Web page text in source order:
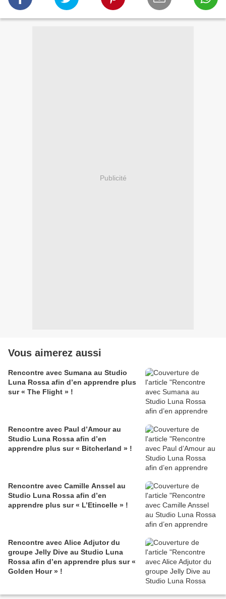
Publicité
Vous aimerez aussi
Rencontre avec Sumana au Studio
Luna Rossa afin d’en apprendre plus
sur « The Flight » !
Rencontre avec Paul d’Amour au
Studio Luna Rossa afin d’en
apprendre plus sur « Bitcherland » !
Rencontre avec Camille Anssel au
Studio Luna Rossa afin d’en
apprendre plus sur « L’Etincelle » !
Rencontre avec Alice Adjutor du
groupe Jelly Dive au Studio Luna
Rossa afin d’en apprendre plus sur «
Golden Hour » !